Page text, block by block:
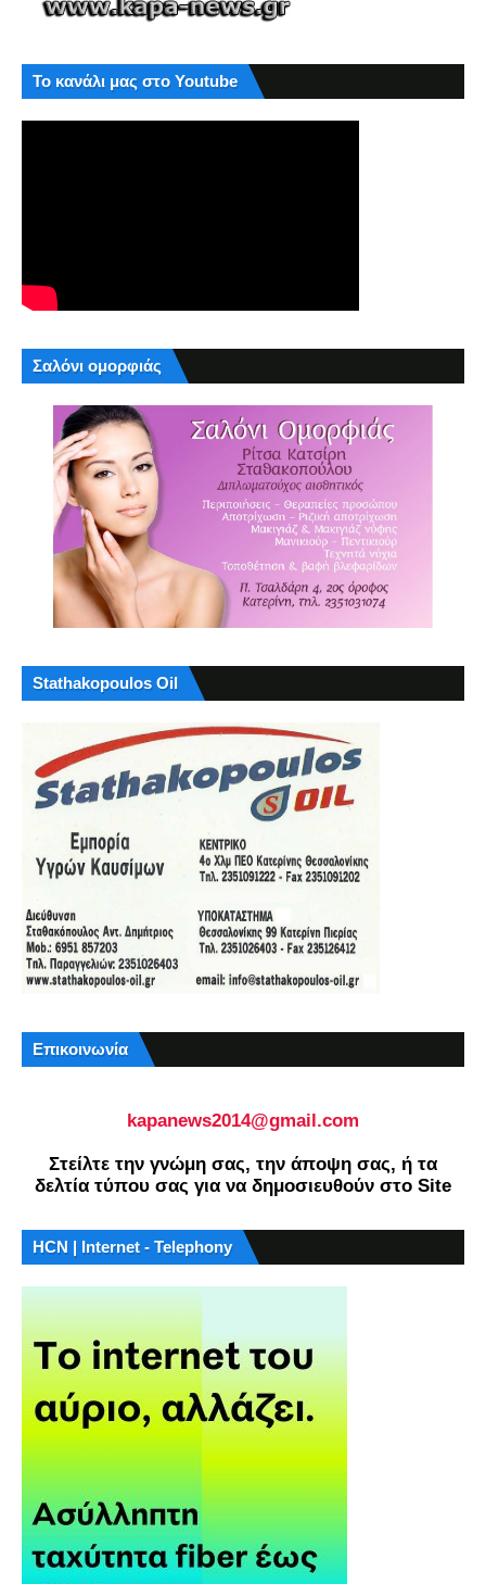
Το κανάλι μας στο Youtube
Σαλόνι ομορφιάς
Stathakopoulos Oil
Επικοινωνία
kapanews2014@gmail.com
Στείλτε την γνώμη σας, την άποψη σας, ή τα
δελτία τύπου σας για να δημοσιευθούν στο Site
HCN | Internet - Telephony